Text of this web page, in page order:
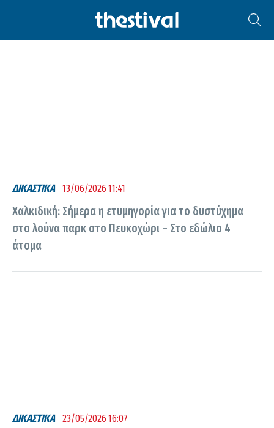
ΠΕΥΚΟΧΏΡΙ
ΔΙΚΑΣΤΙΚΑ 13/06/2026 11:41
Χαλκιδική: Σήμερα η ετυμηγορία για το δυστύχημα
στο λούνα παρκ στο Πευκοχώρι – Στο εδώλιο 4
άτομα
ΔΙΚΑΣΤΙΚΑ 23/05/2026 16:07